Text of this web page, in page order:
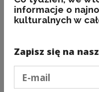
informacje o
kulturalnych w
Zapisz się na